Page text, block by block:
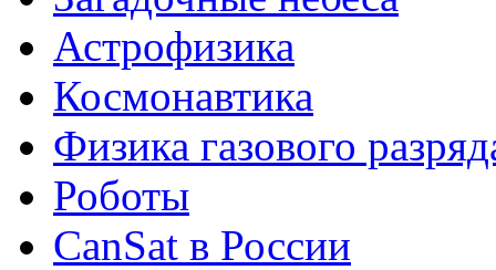
Астрофизика
Космонавтика
Физика газового
Роботы
CanSat в России